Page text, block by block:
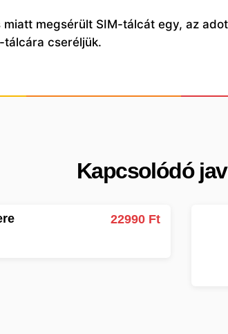
megsérült SIM-tálcát egy, az
tálcára cseréljük.
Kapcsolódó
22990 Ft